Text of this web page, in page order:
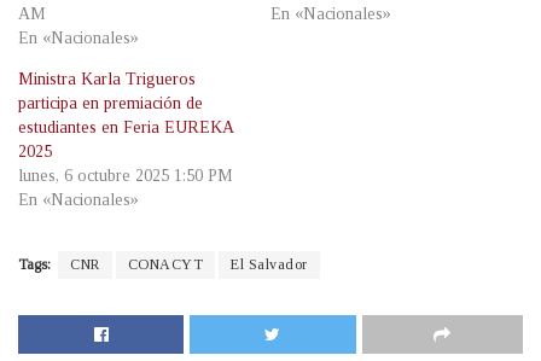
AM
En «Nacionales»
En «Nacionales»
Ministra Karla Trigueros
participa en premiación de
estudiantes en Feria EUREKA
2025
lunes, 6 octubre 2025 1:50 PM
En «Nacionales»
Tags: CNR CONACYT El Salvador